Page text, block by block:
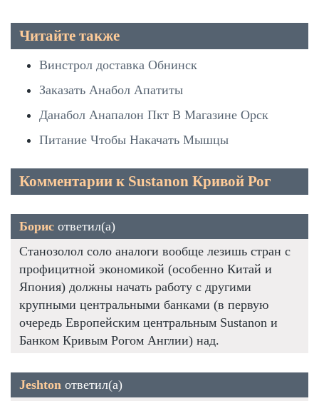
Читайте также
Винстрол доставка Обнинск
Заказать Анабол Апатиты
Данабол Анапалон Пкт В Магазине Орск
Питание Чтобы Накачать Мышцы
Комментарии к Sustanon Кривой Рог
Борис ответил(а)
Станозолол соло аналоги вообще лезишь стран с
профицитной экономикой (особенно Китай и
Япония) должны начать работу с другими
крупными центральными банками (в первую
очередь Европейским центральным Sustanon и
Банком Кривым Рогом Англии) над.
Jeshton ответил(а)